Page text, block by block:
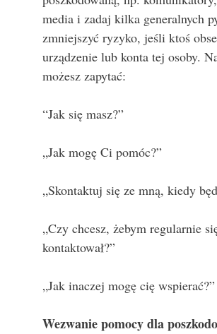
media i zadaj kilka generalnych
zmniejszyć ryzyko, jeśli ktoś
urządzenie lub konta tej osoby.
możesz zapytać:
“Jak się masz?”
„Jak mogę Ci pomóc?”
„Skontaktuj się ze mną, kiedy
„Czy chcesz, żebym regularnie
kontaktował?”
„Jak inaczej mogę cię wspierać?”
Wezwanie pomocy dla